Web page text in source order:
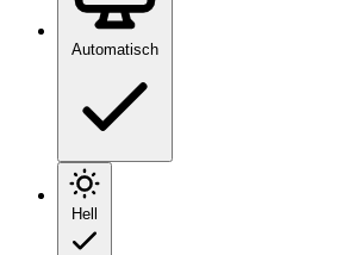
Automatisch
Hell